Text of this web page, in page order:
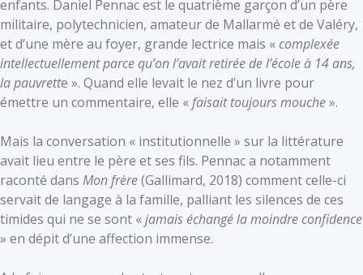
enfants. Daniel Pennac est le quatrième garçon d’un père
militaire, polytechnicien, amateur de Mallarmé et de Valéry,
et d’une mère au foyer, grande lectrice mais «complexée
intellectuellement parce qu’on l’avait retirée de l’école à 14 ans,
la pauvrette ». Quand elle levait le nez d’un livre pour
émettre un commentaire, elle «faisait toujours mouche».
Mais la conversation « institutionnelle » sur la littérature
avait lieu entre le père et ses fils. Pennac a notamment
raconté dans Mon frère(Gallimard, 2018) comment celle-ci
servait de langage à la famille, palliant les silences de ces
timides qui ne se sont «jamais échangé la moindre confidence
» en dépit d’une affection immense.